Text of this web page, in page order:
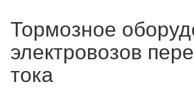
Тормозное
электровозов
тока